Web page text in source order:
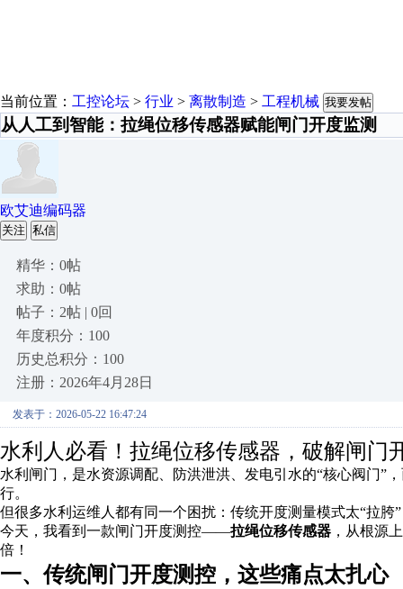
当前位置： 工控论坛 > 行业 > 离散制造 > 工程机械 我要发帖
从人工到智能：拉绳位移传感器赋能闸门开度监测
欧艾迪编码器
关注 私信
精华：0帖
求助：0帖
帖子：2帖 | 0回
年度积分：100
历史总积分：100
注册：2026年4月28日
发表于：2026-05-22 16:47:24
水利人必看！拉绳位移传感器，破解闸门
水利闸门，是水资源调配、防洪泄洪、发电引水的“核心阀门”
行。
但很多水利运维人都有同一个困扰：传统开度测量模式太“拉
今天，我看到一款闸门开度测控——拉绳位移传感器 ，从根源
倍！
一、传统闸门开度测控，这些痛点太扎心